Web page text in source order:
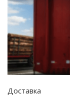
Доставка